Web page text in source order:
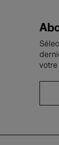
votre